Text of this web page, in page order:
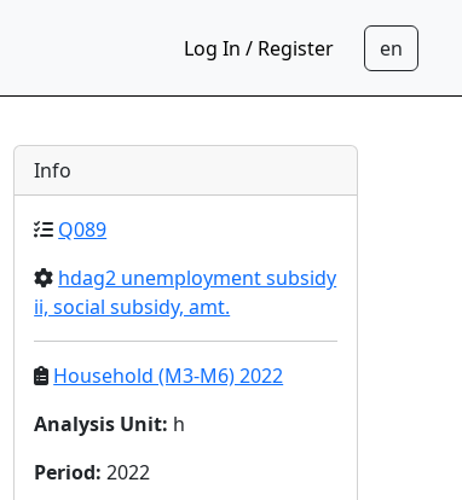
Log In / Register
Info
Q089
hdag2 unemployment subsidy
ii, social subsidy, amt.
Household (M3-M6) 2022
Analysis Unit: h
Period:2022